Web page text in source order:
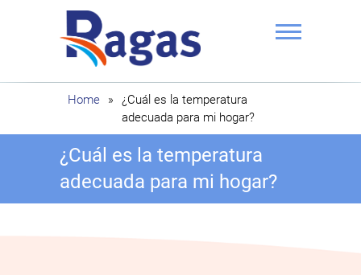
Ragas
Home »
¿Cuál es la temperatura
adecuada para mi hogar?
¿Cuál es la temperatura
adecuada para mi hogar?